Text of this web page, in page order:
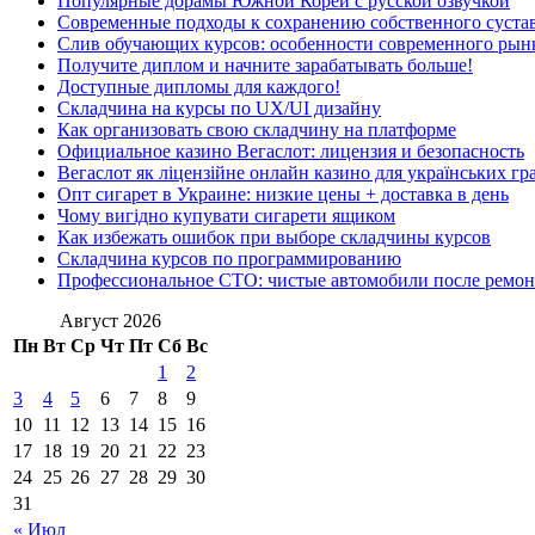
Современные подходы к сохранению собственного
Слив обучающих курсов: особенности современного
Получите диплом и начните зарабатывать больше!
Доступные дипломы для каждого!
Складчина на курсы по UX/UI дизайну
Как организовать свою складчину на платформе
Официальное казино Вегаслот: лицензия и безопасность
Вегаслот як ліцензійне онлайн казино для українських
Опт сигарет в Украине: низкие цены + доставка в день
Чому вигідно купувати сигарети ящиком
Как избежать ошибок при выборе складчины курсов
Складчина курсов по программированию
Профессиональное СТО: чистые автомобили после
Август 2026
Пн Вт Ср Чт Пт Сб Вс
« Июл
1
2
3
4 5 6 7 8
9
10 11 12 13 14 15 16
17 18 19 20 21 22 23
24 25 26 27 28 29 30
31